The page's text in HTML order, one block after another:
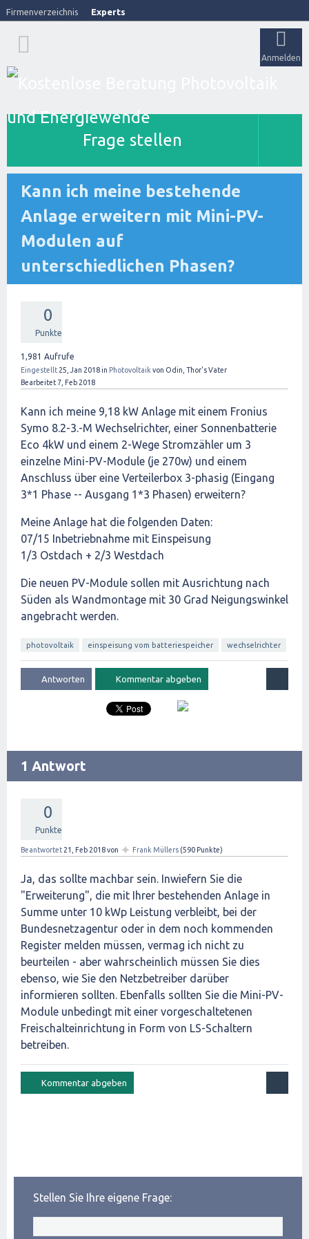
Firmenverzeichnis Experts
Anmelden
Frage stellen
Kann ich meine bestehende
Anlage erweitern mit Mini-PV-
Modulen auf
unterschiedlichen Phasen?
0
Punkte
1,981 Aufrufe
Eingestellt 25, Jan 2018in Photovoltaik von Odin, Thor's Vater
Bearbeitet7, Feb 2018
Kann ich meine 9,18 kW Anlage mit einem Fronius
Symo 8.2-3.-M Wechselrichter, einer Sonnenbatterie
Eco 4kW und einem 2-Wege Stromzähler um 3
einzelne Mini-PV-Module (je 270w) und einem
Anschluss über eine Verteilerbox 3-phasig (Eingang
3*1 Phase -- Ausgang 1*3 Phasen) erweitern?
Meine Anlage hat die folgenden Daten:
07/15 Inbetriebnahme mit Einspeisung
1/3 Ostdach + 2/3 Westdach
Die neuen PV-Module sollen mit Ausrichtung nach
Süden als Wandmontage mit 30 Grad Neigungswinkel
angebracht werden.
photovoltaik einspeisung vom batteriespeicher wechselrichter
1 Antwort
0
Punkte
Beantwortet 21, Feb 2018von ✦ Frank Müllers (590 Punkte)
Ja, das sollte machbar sein. Inwiefern Sie die
"Erweiterung", die mit Ihrer bestehenden Anlage in
Summe unter 10 kWp Leistung verbleibt, bei der
Bundesnetzagentur oder in dem noch kommenden
Register melden müssen, vermag ich nicht zu
beurteilen - aber wahrscheinlich müssen Sie dies
ebenso, wie Sie den Netzbetreiber darüber
informieren sollten. Ebenfalls sollten Sie die Mini-PV-
Module unbedingt mit einer vorgeschaltetenen
Freischalteinrichtung in Form von LS-Schaltern
betreiben.
Stellen Sie Ihre eigene Frage: